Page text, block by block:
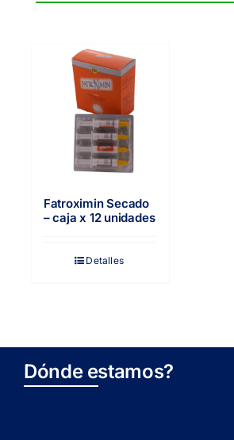
Fatroximin Secado
– caja x 12 unidades
Detalles
Dónde estamos?